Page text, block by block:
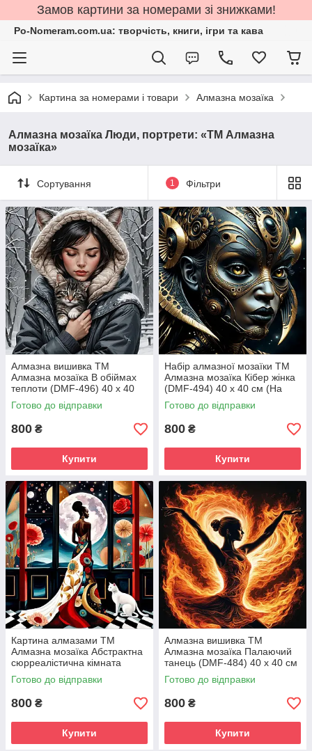
Замов картини за номерами зі знижками!
Po-Nomeram.com.ua: творчість, книги, ігри та кава
Картина за номерами і товари Алмазна мозаїка
Алмазна мозаїка Люди, портрети: «ТМ Алмазна
мозаїка»
Сортування 1 Фільтри
Алмазна вишивка ТМ
Алмазна мозаїка В обіймах
теплоти (DMF-496) 40 х 40
см (На підрамнику)
Готово до відправки
800 ₴
Купити
Набір алмазної мозаїки ТМ
Алмазна мозаїка Кібер жінка
(DMF-494) 40 х 40 см (На
підрамнику)
Готово до відправки
800 ₴
Купити
Картина алмазами ТМ
Алмазна мозаїка Абстрактна
сюрреалістична кімната
(DMF-487) 40 х 40 см (На
підрамнику)
Готово до відправки
800 ₴
Купити
Алмазна вишивка ТМ
Алмазна мозаїка Палаючий
танець (DMF-484) 40 х 40 см
(На підрамнику)
Готово до відправки
800 ₴
Купити